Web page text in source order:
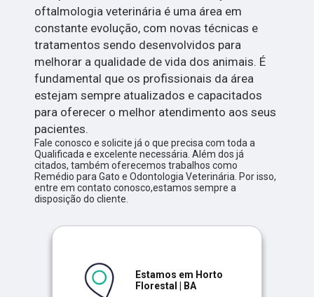
oftalmologia veterinária é uma área em
constante evolução, com novas técnicas e
tratamentos sendo desenvolvidos para
melhorar a qualidade de vida dos animais. É
fundamental que os profissionais da área
estejam sempre atualizados e capacitados
para oferecer o melhor atendimento aos seus
pacientes.
Fale conosco e solicite já o que precisa com toda a
Qualificada e excelente necessária. Além dos já
citados, também oferecemos trabalhos como
Remédio para Gato e Odontologia Veterinária. Por isso,
entre em contato conosco,estamos sempre a
disposição do cliente.
Estamos em Horto
Florestal | BA